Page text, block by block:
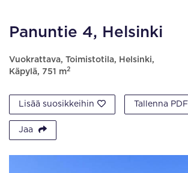
Panuntie 4, Helsinki
Vuokrattava, Toimistotila, Helsinki,
Käpylä, 751 m2
Lisää suosikkeihin Tallenna PDF
Jaa